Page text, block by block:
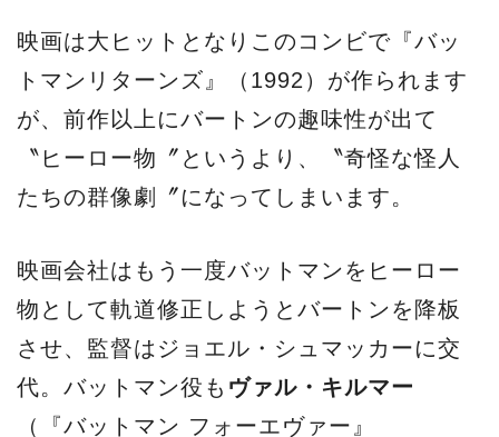
映画は大ヒットとなりこのコンビで『バッ
トマンリターンズ』（1992）が作られます
が、前作以上にバートンの趣味性が出て
〝ヒーロー物〞というより、〝奇怪な怪人
たちの群像劇〞になってしまいます。
映画会社はもう一度バットマンをヒーロー
物として軌道修正しようとバートンを降板
させ、監督はジョエル・シュマッカーに交
代。バットマン役も ヴァル・キルマー
（『バットマン フォーエヴァー』